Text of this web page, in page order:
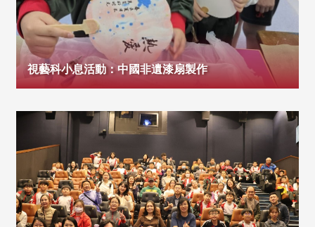
視藝科小息活動：中國非遺漆扇製作